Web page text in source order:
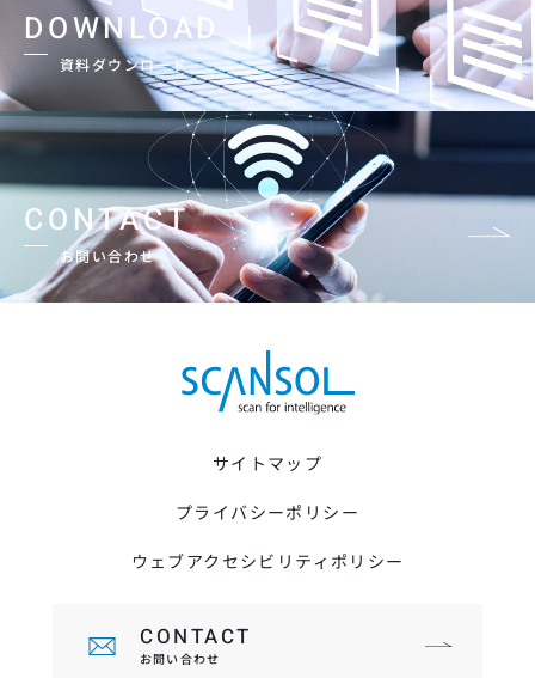
DOWNLOAD
資料ダウンロード
CONTACT
お問い合わせ
サイトマップ
プライバシーポリシー
ウェブアクセシビリティポリシー
CONTACT
お問い合わせ